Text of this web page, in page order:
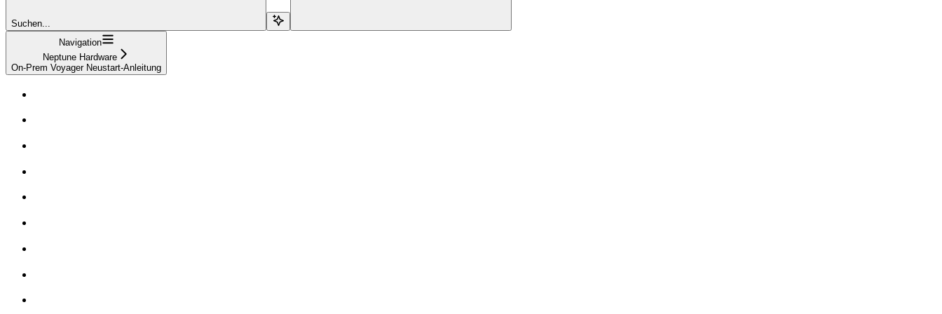
Suchen...
Navigation
Neptune Hardware
On-Prem Voyager Neustart-Anleitung